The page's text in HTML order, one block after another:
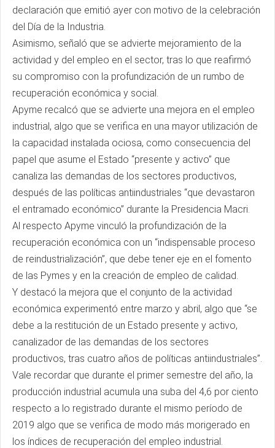
declaración que emitió ayer con motivo de la celebración
del Día de la Industria.
Asimismo, señaló que se advierte mejoramiento de la
actividad y del empleo en el sector, tras lo que reafirmó
su compromiso con la profundización de un rumbo de
recuperación económica y social.
Apyme recalcó que se advierte una mejora en el empleo
industrial, algo que se verifica en una mayor utilización de
la capacidad instalada ociosa, como consecuencia del
papel que asume el Estado “presente y activo” que
canaliza las demandas de los sectores productivos,
después de las políticas antiindustriales “que devastaron
el entramado económico” durante la Presidencia Macri.
Al respecto Apyme vinculó la profundización de la
recuperación económica con un “indispensable proceso
de reindustrialización”, que debe tener eje en el fomento
de las Pymes y en la creación de empleo de calidad.
Y destacó la mejora que el conjunto de la actividad
económica experimentó entre marzo y abril, algo que “se
debe a la restitución de un Estado presente y activo,
canalizador de las demandas de los sectores
productivos, tras cuatro años de políticas antiindustriales”.
Vale recordar que durante el primer semestre del año, la
producción industrial acumula una suba del 4,6 por ciento
respecto a lo registrado durante el mismo período de
2019 algo que se verifica de modo más morigerado en
los índices de recuperación del empleo industrial.